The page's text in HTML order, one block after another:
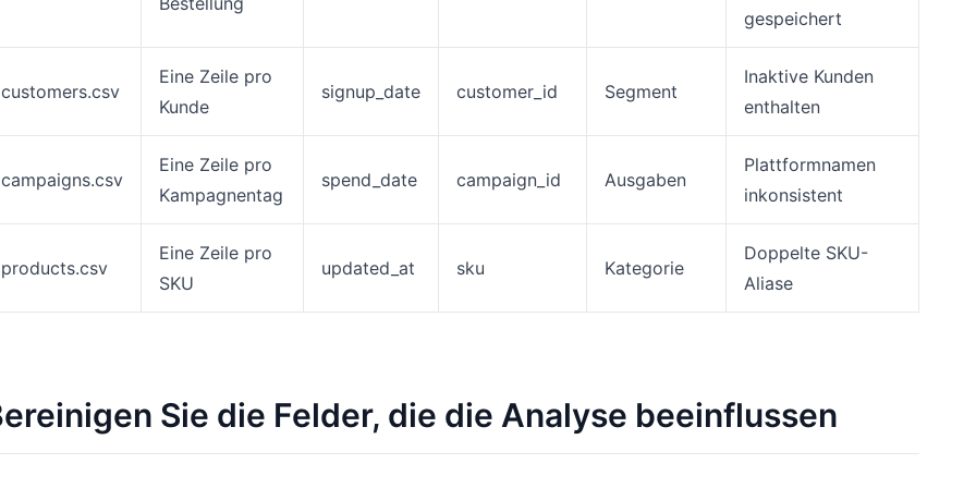
gespeichert
customers.csv
Eine Zeile pro
Kunde
signup_date customer_id Segment
Inaktive Kunden
enthalten
campaigns.csv
Eine Zeile pro
Kampagnentag
spend_date campaign_id Ausgaben
Plattformnamen
inkonsistent
products.csv
Eine Zeile pro
SKU
updated_at sku Kategorie
Doppelte SKU-
Aliase
Sie die Felder, die die Analyse beeinflussen